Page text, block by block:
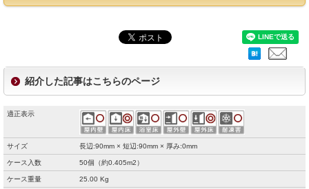
紹介した記事はこちらのページ
適正表示
サイズ 長辺:90mm × 短辺:90mm × 厚み:0mm
ケース入数 50個（約0.405m2）
ケース重量 25.00 Kg